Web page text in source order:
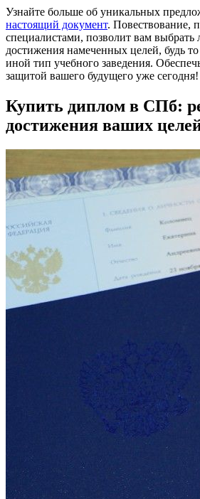
Узнайте больше об уникальных
настоящий документ. Повествование,
специалистами, позволит вам
достижения намеченных целей, будь
иной тип учебного заведения.
защитой вашего будущего уже сегодня!
Купить диплом в СПб:
достижения ваших